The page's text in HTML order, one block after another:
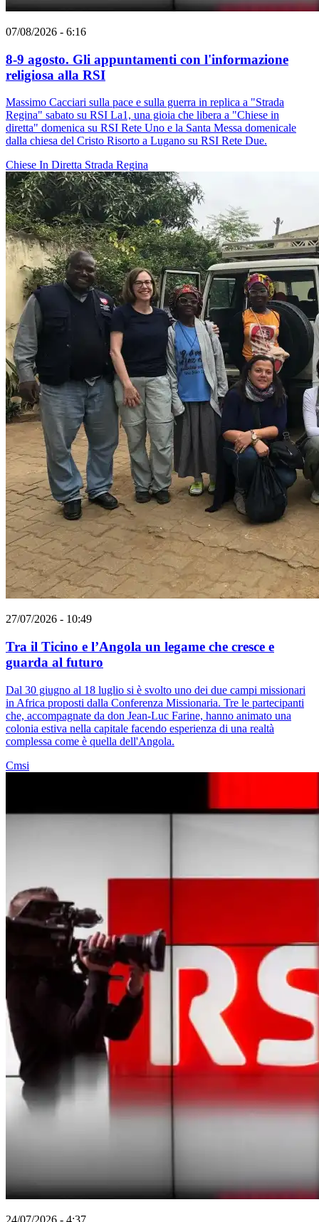
07/08/2026 - 6:16
8-9 agosto. Gli appuntamenti con l'informazione
religiosa alla RSI
Massimo Cacciari sulla pace e sulla guerra in replica a "Strada
Regina" sabato su RSI La1, una gioia che libera a "Chiese in
diretta" domenica su RSI Rete Uno e la Santa Messa domenicale
dalla chiesa del Cristo Risorto a Lugano su RSI Rete Due.
Chiese In Diretta Strada Regina
27/07/2026 - 10:49
Tra il Ticino e l’Angola un legame che cresce e
guarda al futuro
Dal 30 giugno al 18 luglio si è svolto uno dei due campi missionari
in Africa proposti dalla Conferenza Missionaria. Tre le partecipanti
che, accompagnate da don Jean-Luc Farine, hanno animato una
colonia estiva nella capitale facendo esperienza di una realtà
complessa come è quella dell'Angola.
Cmsi
24/07/2026 - 4:37